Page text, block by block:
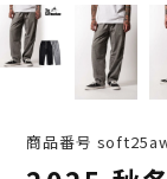
商品番号